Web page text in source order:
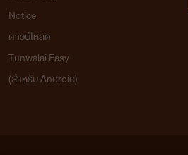
Notice
ดาวน์โหลด
Tunwalai Easy
(สำหรับ Android)